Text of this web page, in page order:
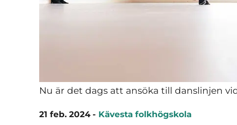
Nu är det dags att ansöka till danslinjen
21 feb. 2024 - Kävesta folkhögskola